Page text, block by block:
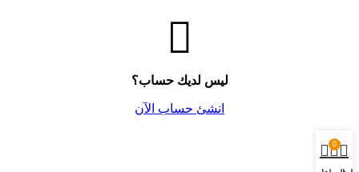
ليس لديك حساب؟
انشئ حساب الآن
0